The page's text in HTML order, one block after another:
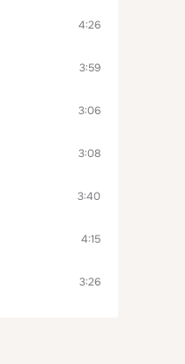
4:26
3:59
3:06
3:08
3:40
4:15
3:26